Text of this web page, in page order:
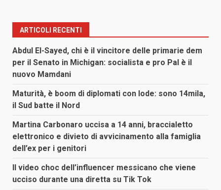
ARTICOLI RECENTI
Abdul El-Sayed, chi è il vincitore delle primarie dem
per il Senato in Michigan: socialista e pro Pal è il
nuovo Mamdani
Maturità, è boom di diplomati con lode: sono 14mila,
il Sud batte il Nord
Martina Carbonaro uccisa a 14 anni, braccialetto
elettronico e divieto di avvicinamento alla famiglia
dell’ex per i genitori
Il video choc dell’influencer messicano che viene
ucciso durante una diretta su Tik Tok